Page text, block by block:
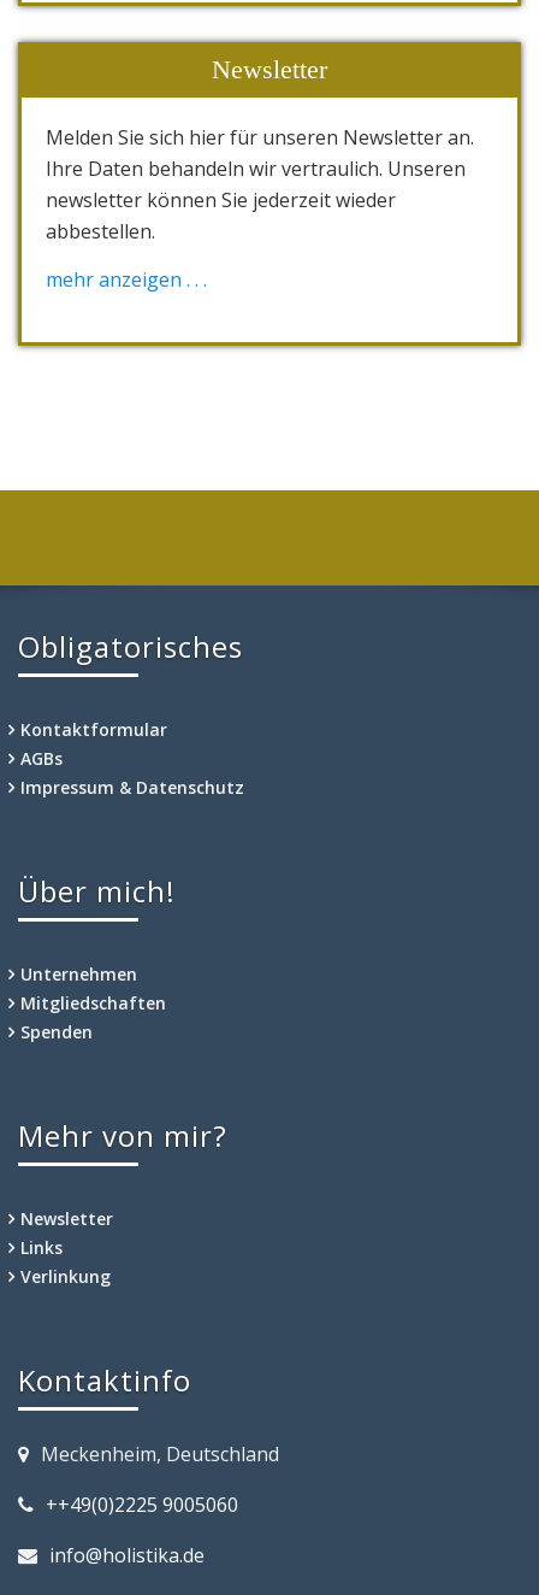
Newsletter
Melden Sie sich hier für unseren Newsletter an.
Ihre Daten behandeln wir vertraulich. Unseren
newsletter können Sie jederzeit wieder
abbestellen.
mehr anzeigen . . .
Obligatorisches
Kontaktformular
AGBs
Impressum & Datenschutz
Über mich!
Unternehmen
Mitgliedschaften
Spenden
Mehr von mir?
Newsletter
Links
Verlinkung
Kontaktinfo
Meckenheim, Deutschland
++49(0)2225 9005060
info@holistika.de